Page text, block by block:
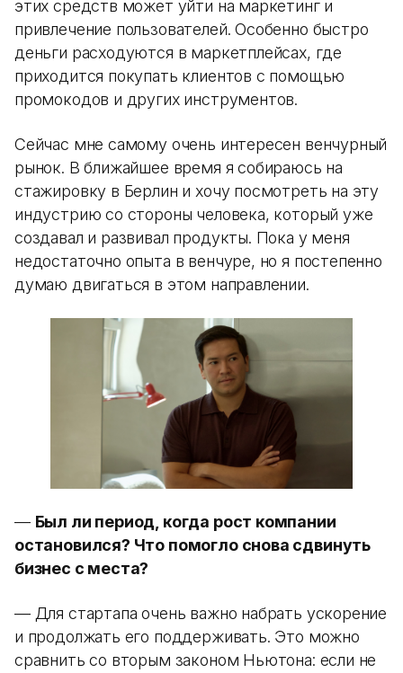
этих средств может уйти на маркетинг и
привлечение пользователей. Особенно быстро
деньги расходуются в маркетплейсах, где
приходится покупать клиентов с помощью
промокодов и других инструментов.
Сейчас мне самому очень интересен венчурный
рынок. В ближайшее время я собираюсь на
стажировку в Берлин и хочу посмотреть на эту
индустрию со стороны человека, который уже
создавал и развивал продукты. Пока у меня
недостаточно опыта в венчуре, но я постепенно
думаю двигаться в этом направлении.
— Был ли период, когда рост компании
остановился? Что помогло снова сдвинуть
бизнес с места?
— Для стартапа очень важно набрать ускорение
и продолжать его поддерживать. Это можно
сравнить со вторым законом Ньютона: если не